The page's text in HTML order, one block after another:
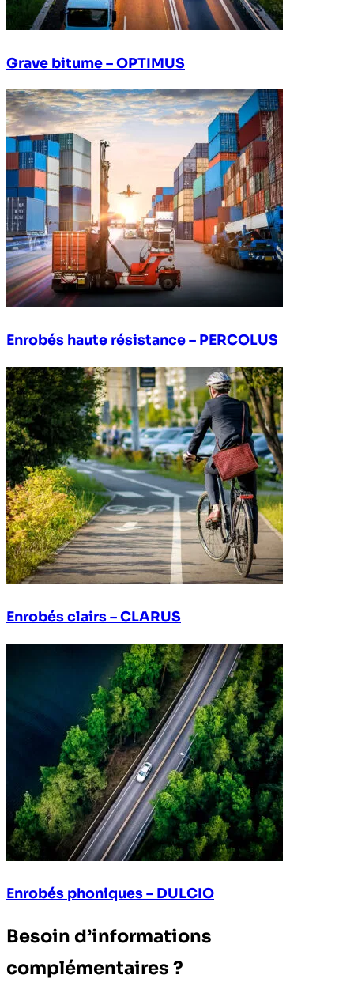
Grave bitume – OPTIMUS
Enrobés haute résistance – PERCOLUS
Enrobés clairs – CLARUS
Enrobés phoniques – DULCIO
Besoin d’informations
complémentaires ?